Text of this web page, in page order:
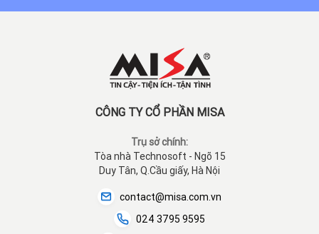
CÔNG TY CỔ PHẦN MISA
Trụ sở chính:
Tòa nhà Technosoft - Ngõ 15
Duy Tân, Q.Cầu giấy, Hà Nội
contact@misa.com.vn
024 3795 9595